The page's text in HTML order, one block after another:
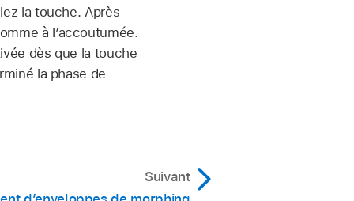
la touche. Après
à l’accoutumée.
dès que la touche
la phase de
Suivant